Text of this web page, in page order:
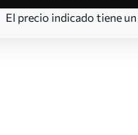
El precio indicado tiene un